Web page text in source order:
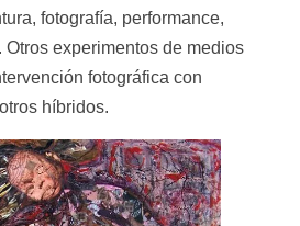
fotografía, performance,
experimentos de medios
fotográfica con
híbridos.